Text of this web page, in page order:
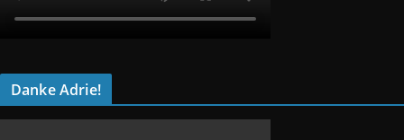
Danke Adrie!